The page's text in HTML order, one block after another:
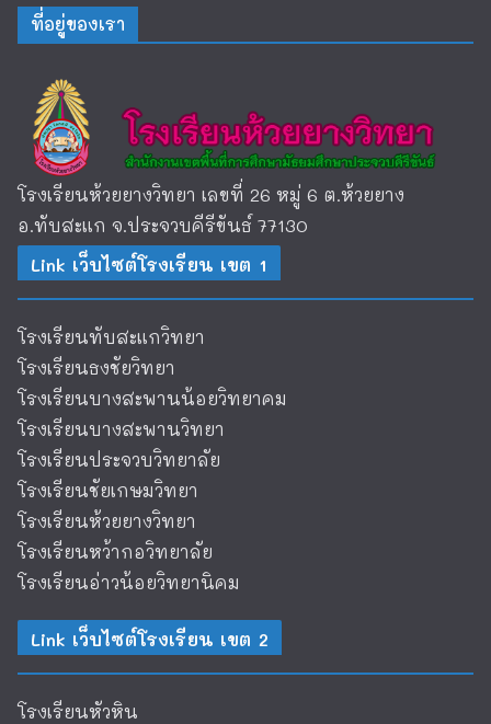
ที่อยู่ของเรา
โรงเรียนห้วยยางวิทยา เลขที่ 26 หมู่ 6 ต.ห้วยยาง
อ.ทับสะแก จ.ประจวบคีรีขันธ์ 77130
Link เว็บไซต์โรงเรียน เขต 1
โรงเรียนทับสะแกวิทยา
โรงเรียนธงชัยวิทยา
โรงเรียนบางสะพานน้อยวิทยาคม
โรงเรียนบางสะพานวิทยา
โรงเรียนประจวบวิทยาลัย
โรงเรียนชัยเกษมวิทยา
โรงเรียนห้วยยางวิทยา
โรงเรียนหว้ากอวิทยาลัย
โรงเรียนอ่าวน้อยวิทยานิคม
Link เว็บไซต์โรงเรียน เขต 2
โรงเรียนหัวหิน